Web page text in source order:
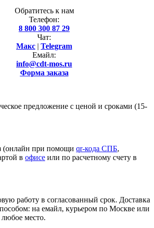
Обратитесь к нам
Телефон:
8 800 300 87 29
Чат:
Макс | Telegram
Емайл:
info@cdt-mos.ru
Форма заказа
предложение с ценой и сроками (15-
(онлайн при помощи qr-кода СПБ,
в офисе или по расчетному счету в
работу в согласованный срок. Доставка
на емайл, курьером по Москве или
любое место.